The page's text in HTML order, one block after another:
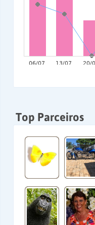
Top Parceiros